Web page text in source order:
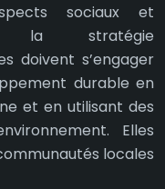
sociaux et
la stratégie
doivent s’engager
durable en
et en utilisant des
Elles
locales